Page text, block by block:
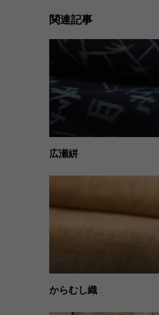
関連記事
広瀬絣
からむし織